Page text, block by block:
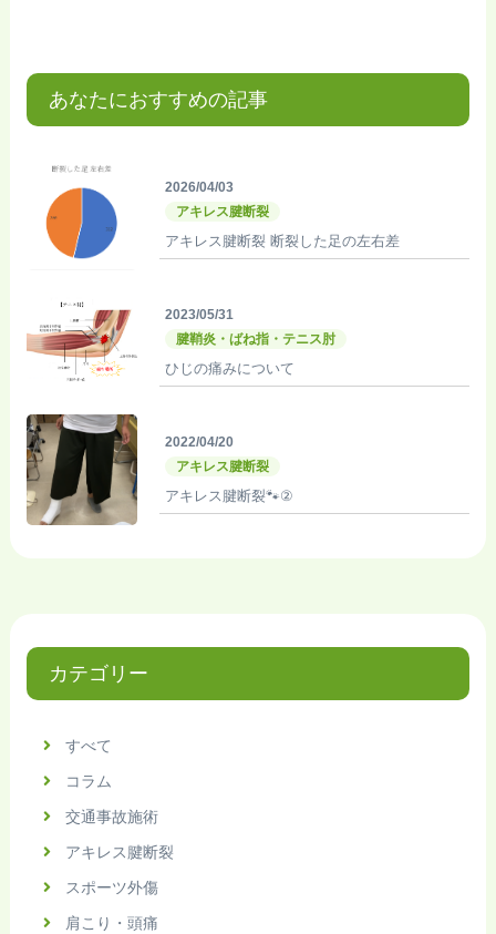
あなたにおすすめの記事
2026/04/03
アキレス腱断裂
アキレス腱断裂 断裂した足の左右差
2023/05/31
腱鞘炎・ばね指・テニス肘
ひじの痛みについて
2022/04/20
アキレス腱断裂
アキレス腱断裂🐾②
カテゴリー
すべて
コラム
交通事故施術
アキレス腱断裂
スポーツ外傷
肩こり・頭痛